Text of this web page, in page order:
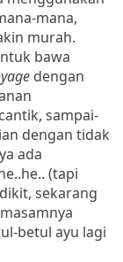
mana,
murah.
bawa
dengan
sampai-
dengan tidak
ada
(tapi
sekarang
betul ayu lagi